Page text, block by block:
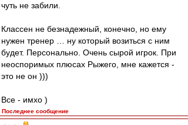
чуть не забили.
Классен не безнадежный, конечно, но ему
нужен тренер … ну который возиться с ним
будет. Персонально. Очень сырой игрок. При
неоспоримых плюсах Рыжего, мне кажется -
это не он )))
Все - имхо )
Последнее сообщение